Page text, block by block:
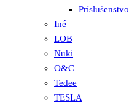
Príslušenstvo
Iné
LOB
Nuki
O&C
Tedee
TESLA